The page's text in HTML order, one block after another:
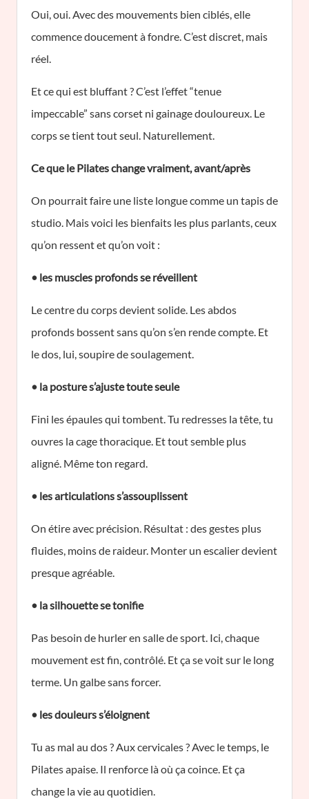
Oui, oui. Avec des mouvements bien ciblés, elle
commence doucement à fondre. C’est discret, mais
réel.
Et ce qui est bluffant ? C’est l’effet “tenue
impeccable” sans corset ni gainage douloureux. Le
corps se tient tout seul. Naturellement.
Ce que le Pilates change vraiment, avant/après
On pourrait faire une liste longue comme un tapis de
studio. Mais voici les bienfaits les plus parlants, ceux
qu’on ressent et qu’on voit :
• les muscles profonds se réveillent
Le centre du corps devient solide. Les abdos
profonds bossent sans qu’on s’en rende compte. Et
le dos, lui, soupire de soulagement.
• la posture s’ajuste toute seule
Fini les épaules qui tombent. Tu redresses la tête, tu
ouvres la cage thoracique. Et tout semble plus
aligné. Même ton regard.
• les articulations s’assouplissent
On étire avec précision. Résultat : des gestes plus
fluides, moins de raideur. Monter un escalier devient
presque agréable.
• la silhouette se tonifie
Pas besoin de hurler en salle de sport. Ici, chaque
mouvement est fin, contrôlé. Et ça se voit sur le long
terme. Un galbe sans forcer.
• les douleurs s’éloignent
Tu as mal au dos ? Aux cervicales ? Avec le temps, le
Pilates apaise. Il renforce là où ça coince. Et ça
change la vie au quotidien.